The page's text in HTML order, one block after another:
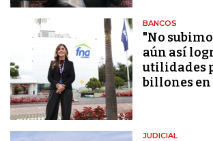
BANCOS
"No
aún así
utilidades
billones en
JUDICIAL